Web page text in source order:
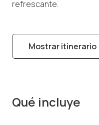
refrescante.
Mostrar itinerario
Qué incluye